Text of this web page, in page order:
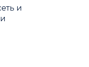
и